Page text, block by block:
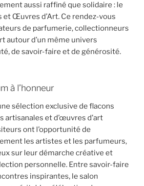
aussi raffiné que solidaire : le
et Œuvres d’Art. Ce rendez-vous
de parfumerie, collectionneurs
autour d’un même univers
de savoir-faire et de générosité.
à l’honneur
sélection exclusive de flacons
artisanales et d’œuvres d’art
ont l’opportunité de
les artistes et les parfumeurs,
sur leur démarche créative et
personnelle. Entre savoir-faire
inspirantes, le salon